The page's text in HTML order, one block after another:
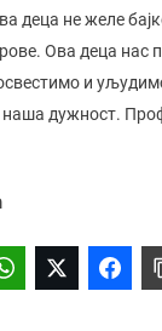
деца не желе
Ова деца нас
и
наша дужност.